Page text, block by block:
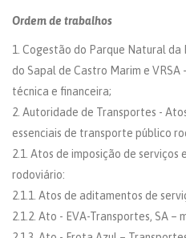
Ordem de trabalhos
1. Cogestão do Parque Natural da
do Sapal de Castro Marim e
técnica e financeira;
2. Autoridade de Transportes -
essenciais de transporte público
2.1. Atos de imposição de
rodoviário:
2.1.1. Atos de aditamentos de
2.1.2. Ato - EVA-Transportes, SA –